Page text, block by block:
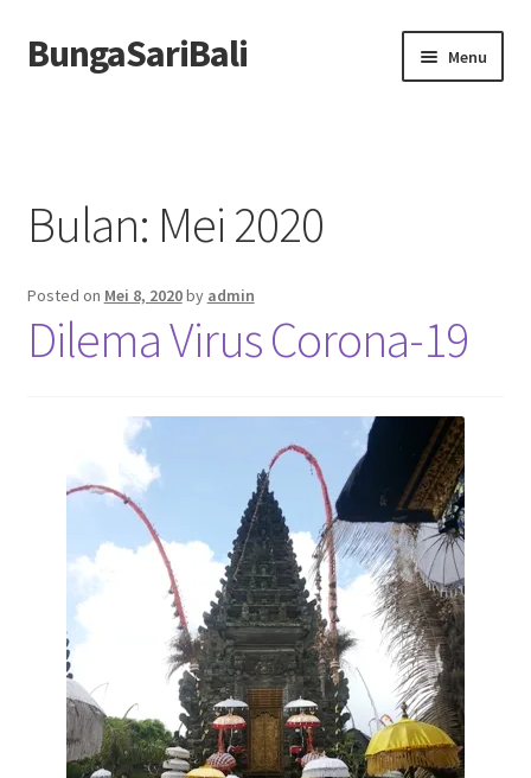
Skip
to
Skip
to
BungaSariBali Menu
Order
Berita
Bulan: Mei 2020
Posted on Mei 8, 2020by admin
Dilema Virus Corona-19